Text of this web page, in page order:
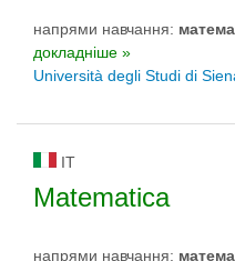
напрями навчання:
докладніше »
Università degli Studi di
IT
Matematica
напрями навчання: